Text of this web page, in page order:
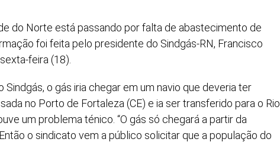
do Norte está passando por falta de abastecimento de
foi feita pelo presidente do Sindgás-RN, Francisco
feira (18).
Sindgás, o gás iria chegar em um navio que deveria ter
no Porto de Fortaleza (CE) e ia ser transferido para o Rio
um problema ténico. “O gás só chegará a partir da
o sindicato vem a público solicitar que a população do